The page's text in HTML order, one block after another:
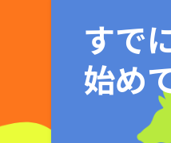
すで
始め